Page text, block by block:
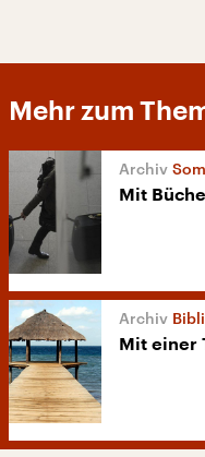
Mehr zum
Mit
Mit einer